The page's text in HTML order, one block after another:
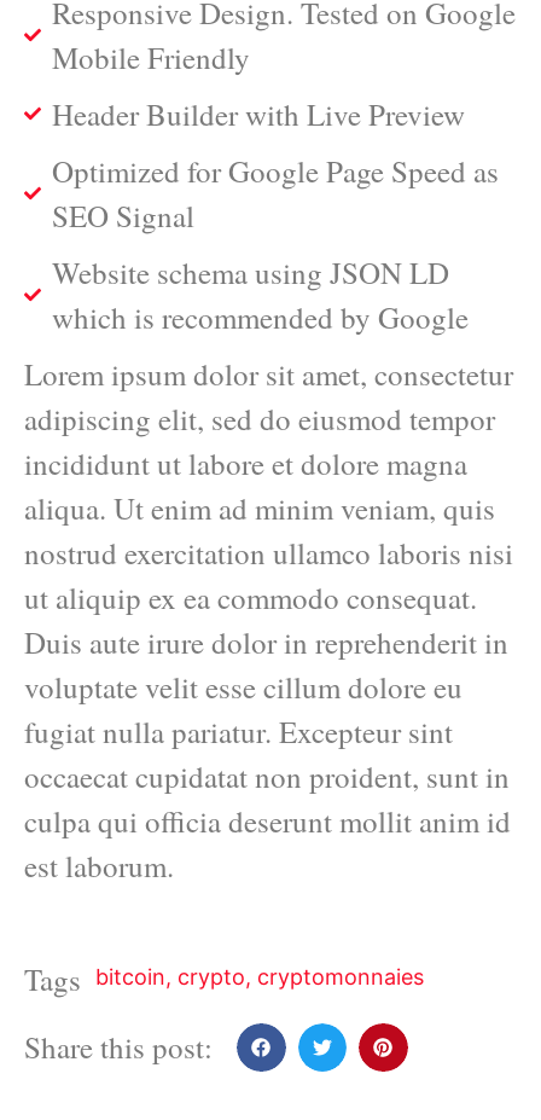
Responsive Design. Tested on Google
Mobile Friendly
Header Builder with Live Preview
Optimized for Google Page Speed as
SEO Signal
Website schema using JSON LD
which is recommended by Google
Lorem ipsum dolor sit amet, consectetur
adipiscing elit, sed do eiusmod tempor
incididunt ut labore et dolore magna
aliqua. Ut enim ad minim veniam, quis
nostrud exercitation ullamco laboris nisi
ut aliquip ex ea commodo consequat.
Duis aute irure dolor in reprehenderit in
voluptate velit esse cillum dolore eu
fugiat nulla pariatur. Excepteur sint
occaecat cupidatat non proident, sunt in
culpa qui officia deserunt mollit anim id
est laborum.
Tags bitcoin, crypto, cryptomonnaies
Share this post: